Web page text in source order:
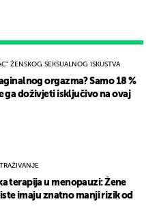
ŽENSKOG SEKSUALNOG ISKUSTVA
orgazma? Samo 18 %
ga doživjeti isključivo na ovaj
terapija u menopauzi: Žene
imaju znatno manji rizik od